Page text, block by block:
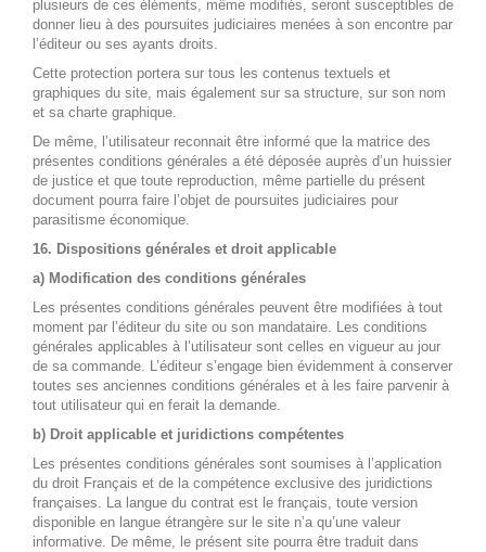
plusieurs de ces éléments, même modifiés, seront susceptibles de
donner lieu à des poursuites judiciaires menées à son encontre par
l’éditeur ou ses ayants droits.
Cette protection portera sur tous les contenus textuels et
graphiques du site, mais également sur sa structure, sur son nom
et sa charte graphique.
De même, l’utilisateur reconnait être informé que la matrice des
présentes conditions générales a été déposée auprès d’un huissier
de justice et que toute reproduction, même partielle du présent
document pourra faire l’objet de poursuites judiciaires pour
parasitisme économique.
16. Dispositions générales et droit applicable
a) Modification des conditions générales
Les présentes conditions générales peuvent être modifiées à tout
moment par l’éditeur du site ou son mandataire. Les conditions
générales applicables à l’utilisateur sont celles en vigueur au jour
de sa commande. L’éditeur s’engage bien évidemment à conserver
toutes ses anciennes conditions générales et à les faire parvenir à
tout utilisateur qui en ferait la demande.
b) Droit applicable et juridictions compétentes
Les présentes conditions générales sont soumises à l’application
du droit Français et de la compétence exclusive des juridictions
françaises. La langue du contrat est le français, toute version
disponible en langue étrangère sur le site n’a qu’une valeur
informative. De même, le présent site pourra être traduit dans